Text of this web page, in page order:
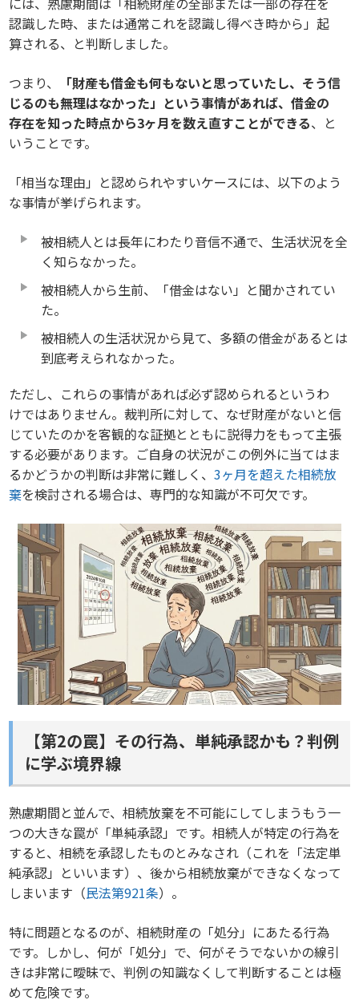
認識した時、または通常これを認識し得べき時から」起
算される、と判断しました。
つまり、
「財産も借金も何もないと思っていたし、そう信
じるのも無理はなかった」という事情があれば、借金の
存在を知った時点から3ヶ月を数え直すことができる、と
いうことです。
「相当な理由」と認められやすいケースには、以下のよう
な事情が挙げられます。
被相続人とは長年にわたり音信不通で、生活状況を全
く知らなかった。
被相続人から生前、「借金はない」と聞かされてい
た。
被相続人の生活状況から見て、多額の借金があるとは
到底考えられなかった。
ただし、これらの事情があれば必ず認められるというわ
けではありません。裁判所に対して、なぜ財産がないと信
じていたのかを客観的な証拠とともに説得力をもって主張
する必要があります。ご自身の状況がこの例外に当てはま
るかどうかの判断は非常に難しく、3ヶ月を超えた相続放
棄を検討される場合は、専門的な知識が不可欠です。
【第2の罠】その行為、単純承認かも？判例
に学ぶ境界線
熟慮期間と並んで、相続放棄を不可能にしてしまうもう一
つの大きな罠が「単純承認」です。相続人が特定の行為を
すると、相続を承認したものとみなされ（これを「法定単
純承認」といいます）、後から相続放棄ができなくなって
しまいます（民法第921条）。
特に問題となるのが、相続財産の「処分」にあたる行為
です。しかし、何が「処分」で、何がそうでないかの線引
きは非常に曖昧で、判例の知識なくして判断することは極
めて危険です。